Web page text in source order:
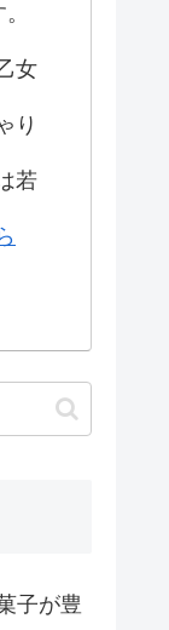
女
り
若
子が豊